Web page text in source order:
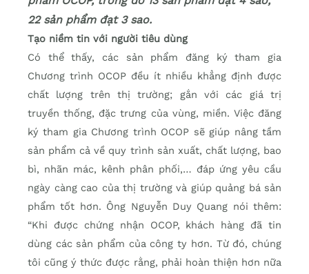
22 sản phẩm đạt 3 sao.
Tạo niềm tin với người tiêu dùng
Có thể thấy, các sản phẩm đăng ký tham gia
Chương trình OCOP đều ít nhiều khẳng định được
chất lượng trên thị trường; gắn với các giá trị
truyền thống, đặc trưng của vùng, miền. Việc đăng
ký tham gia Chương trình OCOP sẽ giúp nâng tầm
sản phẩm cả về quy trình sản xuất, chất lượng, bao
bì, nhãn mác, kênh phân phối,… đáp ứng yêu cầu
ngày càng cao của thị trường và giúp quảng bá sản
phẩm tốt hơn. Ông Nguyễn Duy Quang nói thêm:
“Khi được chứng nhận OCOP, khách hàng đã tin
dùng các sản phẩm của công ty hơn. Từ đó, chúng
tôi cũng ý thức được rằng, phải hoàn thiện hơn nữa